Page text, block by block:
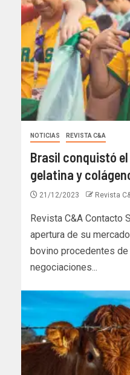
NOTICIAS REVISTA C&A
Brasil conquistó
gelatina y
21/12/2023 Revista
Revista C&A Contacto
apertura de su
bovino procedentes de
negociaciones...